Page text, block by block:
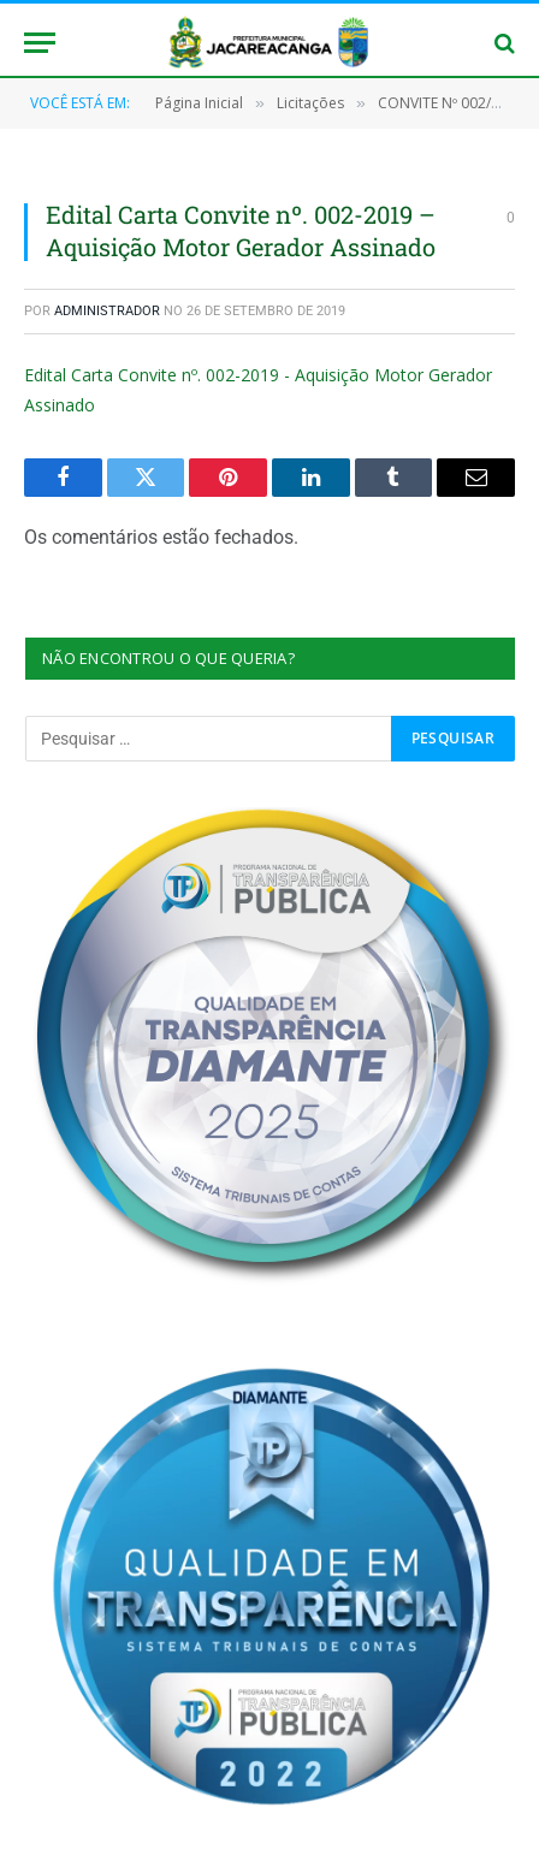
VOCÊ ESTÁ EM: Página Inicial » Licitações » CONVITE Nº 002/2019 (Aquisição de Motores, Geradores, Painel eletrônico de ligação e acessórios)
Edital Carta Convite nº. 002-2019 –
Aquisição Motor Gerador Assinado
0
POR ADMINISTRADOR NO 26 DE SETEMBRO DE 2019
Edital Carta Convite nº. 002-2019 - Aquisição Motor Gerador
Assinado
FacebookTwitter Pinterest O
Tumblr
E-
Os comentários estão fechados.
NÃO ENCONTROU O QUE QUERIA?